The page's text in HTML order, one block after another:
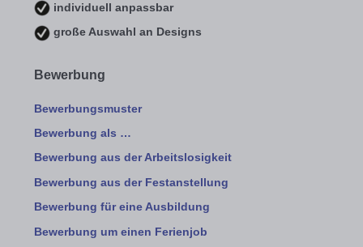
individuell anpassbar
große Auswahl an Designs
Bewerbung
Bewerbungsmuster
Bewerbung als …
Bewerbung aus der Arbeitslosigkeit
Bewerbung aus der Festanstellung
Bewerbung für eine Ausbildung
Bewerbung um einen Ferienjob